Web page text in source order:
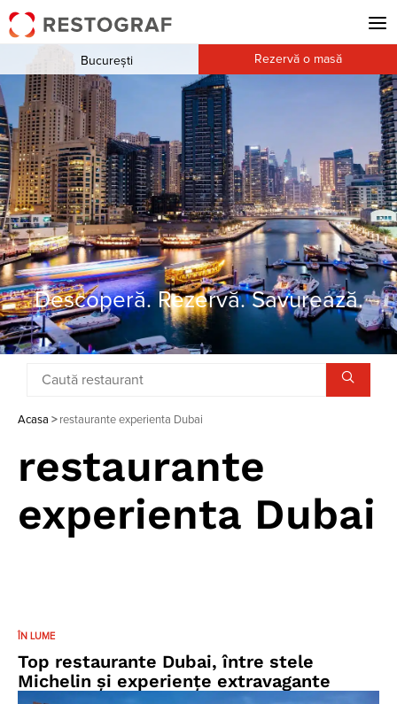
Descoperă. Rezervă. Savurează.
București Rezervă o masă
Acasa > restaurante experienta Dubai
restaurante
experienta Dubai
ÎN LUME
Top restaurante Dubai, între stele
Michelin și experiențe extravagante